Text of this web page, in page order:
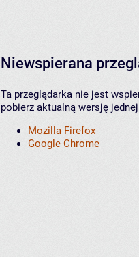
Niewspierana
Ta przeglądarka nie jest
pobierz aktualną wersję
Mozilla Firefox
Google Chrome